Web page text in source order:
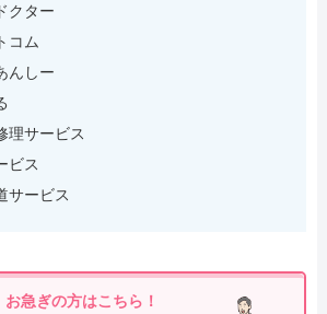
クター
コム
んしー
理サービス
ビス
サービス
お急ぎの方はこちら！